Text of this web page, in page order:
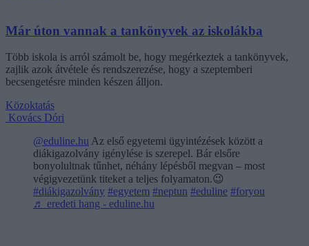
Már úton vannak a tankönyvek az iskolákba
Több iskola is arról számolt be, hogy megérkeztek a tankönyvek,
zajlik azok átvétele és rendszerezése, hogy a szeptemberi
becsengetésre minden készen álljon.
Közoktatás
Kovács Dóri
@eduline.hu Az első egyetemi ügyintézések között a
diákigazolvány igénylése is szerepel. Bár elsőre
bonyolultnak tűnhet, néhány lépésből megvan – most
végigvezetünk titeket a teljes folyamaton.😉
#diákigazolvány #egyetem #neptun #eduline #foryou
♬ eredeti hang - eduline.hu